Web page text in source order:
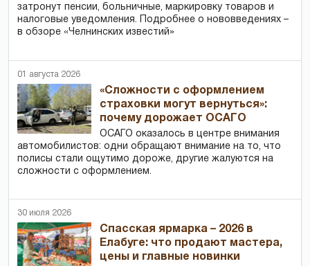
затронут пенсии, больничные, маркировку товаров и
налоговые уведомления. Подробнее о нововведениях –
в обзоре «Челнинских известий»
01 августа 2026
«Сложности с оформлением
страховки могут вернуться»:
почему дорожает ОСАГО
ОСАГО оказалось в центре внимания
автомобилистов: одни обращают внимание на то, что
полисы стали ощутимо дороже, другие жалуются на
сложности с оформлением.
30 июля 2026
Спасская ярмарка – 2026 в
Елабуге: что продают мастера,
цены и главные новинки